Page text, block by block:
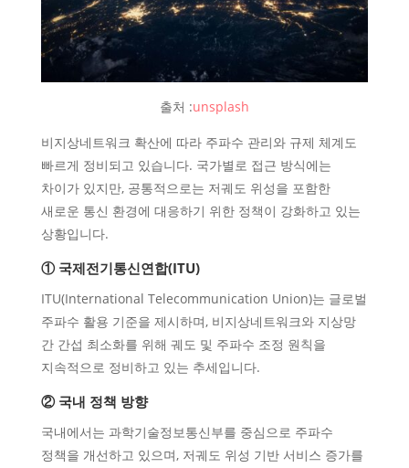
출처 :unsplash
비지상네트워크 확산에 따라 주파수 관리와 규제 체계도
빠르게 정비되고 있습니다. 국가별로 접근 방식에는
차이가 있지만, 공통적으로는 저궤도 위성을 포함한
새로운 통신 환경에 대응하기 위한 정책이 강화하고 있는
상황입니다.
① 국제전기통신연합(ITU)
ITU(International Telecommunication Union)는 글로벌
주파수 활용 기준을 제시하며, 비지상네트워크와 지상망
간 간섭 최소화를 위해 궤도 및 주파수 조정 원칙을
지속적으로 정비하고 있는 추세입니다.
② 국내 정책 방향
국내에서는 과학기술정보통신부를 중심으로 주파수
정책을 개선하고 있으며, 저궤도 위성 기반 서비스 증가를